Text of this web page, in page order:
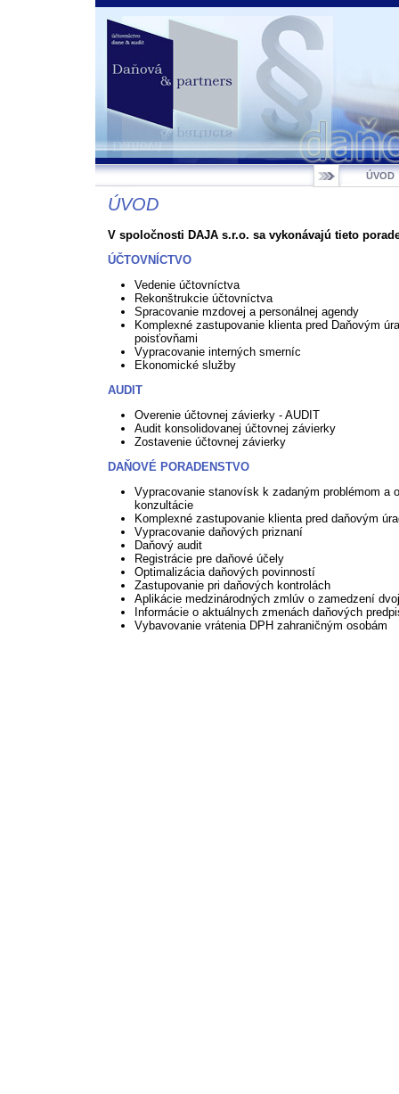
ÚVOD
ÚVOD
V spoločnosti DAJA s.r.o. sa vykonávajú tieto
ÚČTOVNÍCTVO
Vedenie účtovníctva
Rekonštrukcie účtovníctva
Spracovanie mzdovej a personálnej agendy
Komplexné zastupovanie klienta pred Daňovým
poisťovňami
Vypracovanie interných smerníc
Ekonomické služby
AUDIT
Overenie účtovnej závierky - AUDIT
Audit konsolidovanej účtovnej závierky
Zostavenie účtovnej závierky
DAŇOVÉ PORADENSTVO
Vypracovanie stanovísk k zadaným problémom a
konzultácie
Komplexné zastupovanie klienta pred daňovým
Vypracovanie daňových priznaní
Daňový audit
Registrácie pre daňové účely
Optimalizácia daňových povinností
Zastupovanie pri daňových kontrolách
Aplikácie medzinárodných zmlúv o zamedzení
Informácie o aktuálnych zmenách daňových
Vybavovanie vrátenia DPH zahraničným osobám